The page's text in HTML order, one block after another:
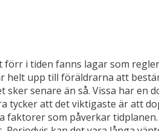
i tiden fanns lagar som
upp till föräldrarna att
senare än så. Vissa har
att det viktigaste är att
som påverkar